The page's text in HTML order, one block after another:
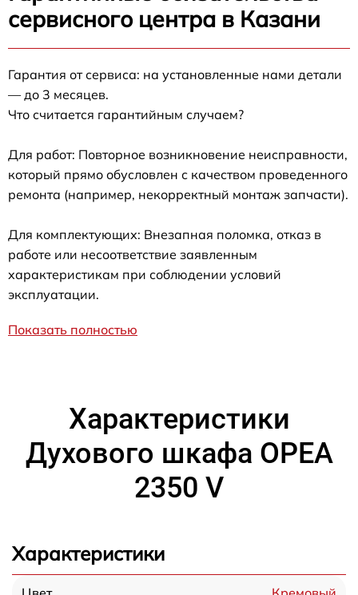
сервисного центра в Казани
Гарантия от сервиса: на установленные нами детали
— до 3 месяцев.
Что считается гарантийным случаем?
Для работ: Повторное возникновение неисправности,
который прямо обусловлен с качеством проведенного
ремонта (например, некорректный монтаж запчасти).
Для комплектующих: Внезапная поломка, отказ в
работе или несоответствие заявленным
характеристикам при соблюдении условий
эксплуатации.
Показать полностью
Характеристики
Духового шкафа OPEA
2350 V
Характеристики